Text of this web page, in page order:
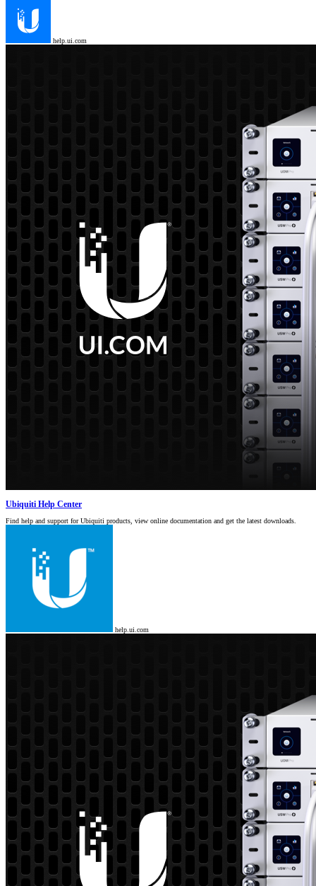
help.ui.com
Ubiquiti Help Center
Find help and support for Ubiquiti products, view online documentation and get the latest downloads.
help.ui.com